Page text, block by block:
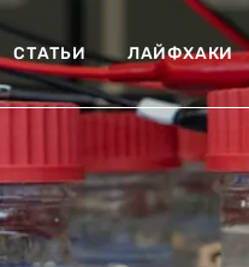
СТАТЬИ ЛАЙФХАКИ